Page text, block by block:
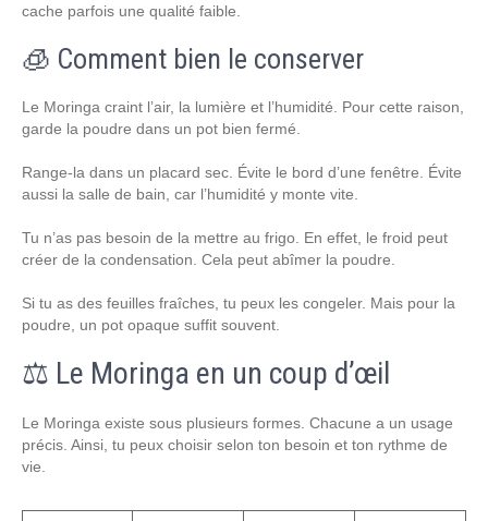
cache parfois une qualité faible.
🧊 Comment bien le conserver
Le Moringa craint l’air, la lumière et l’humidité. Pour cette raison,
garde la poudre dans un pot bien fermé.
Range-la dans un placard sec. Évite le bord d’une fenêtre. Évite
aussi la salle de bain, car l’humidité y monte vite.
Tu n’as pas besoin de la mettre au frigo. En effet, le froid peut
créer de la condensation. Cela peut abîmer la poudre.
Si tu as des feuilles fraîches, tu peux les congeler. Mais pour la
poudre, un pot opaque suffit souvent.
⚖️ Le Moringa en un coup d’œil
Le Moringa existe sous plusieurs formes. Chacune a un usage
précis. Ainsi, tu peux choisir selon ton besoin et ton rythme de
vie.